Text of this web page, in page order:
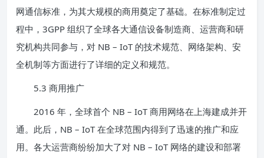
网通信标准，为其大规模的商用奠定了基础。在标准制定过
程中，3GPP 组织了全球各大通信设备制造商、运营商和研
究机构共同参与，对 NB – IoT 的技术规范、网络架构、安
全机制等方面进行了详细的定义和规范。
5.3 商用推广
2016 年，全球首个 NB – IoT 商用网络在上海建成并开
通。此后，NB – IoT 在全球范围内得到了迅速的推广和应
用。各大运营商纷纷加大了对 NB – IoT 网络的建设和部署